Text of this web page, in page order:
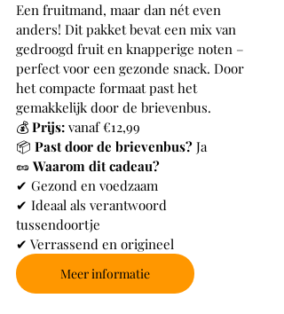
Een fruitmand, maar dan nét even
anders! Dit pakket bevat een mix van
gedroogd fruit en knapperige noten –
perfect voor een gezonde snack. Door
het compacte formaat past het
gemakkelijk door de brievenbus.
💰 Prijs: vanaf €12,99
📦 Past door de brievenbus? Ja
🥜 Waarom dit cadeau?
✔ Gezond en voedzaam
✔ Ideaal als verantwoord
tussendoortje
✔ Verrassend en origineel
Meer informatie